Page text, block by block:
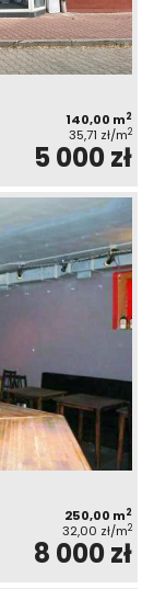
140,00 m2
35,71 zł/m2
5 000 zł
250,00 m2
32,00 zł/m2
8 000 zł